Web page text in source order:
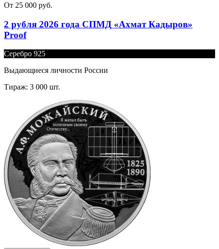
От 25 000 руб.
2 рубля 2026 года СПМД «Ахмат Кадыров»
Proof
Серебро 925
Выдающиеся личности России
Тираж: 3 000 шт.